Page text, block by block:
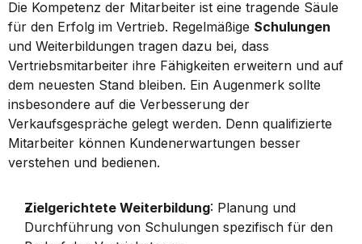
Die Kompetenz der Mitarbeiter ist eine tragende Säule
für den Erfolg im Vertrieb. Regelmäßige Schulungen
und Weiterbildungen tragen dazu bei, dass
Vertriebsmitarbeiter ihre Fähigkeiten erweitern und auf
dem neuesten Stand bleiben. Ein Augenmerk sollte
insbesondere auf die Verbesserung der
Verkaufsgespräche gelegt werden. Denn qualifizierte
Mitarbeiter können Kundenerwartungen besser
verstehen und bedienen.
Zielgerichtete Weiterbildung: Planung und
Durchführung von Schulungen spezifisch für den